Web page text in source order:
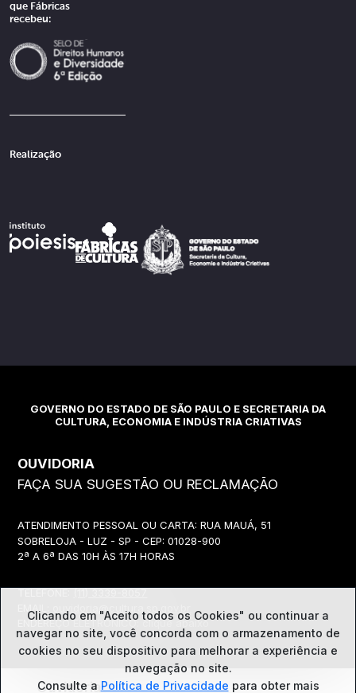
que Fábricas
recebeu:
Realização
GOVERNO DO ESTADO DE SÃO PAULO E SECRETARIA DA
CULTURA, ECONOMIA E INDÚSTRIA CRIATIVAS
OUVIDORIA
FAÇA SUA SUGESTÃO OU RECLAMAÇÃO
ATENDIMENTO PESSOAL OU CARTA: RUA MAUÁ, 51
SOBRELOJA - LUZ - SP - CEP: 01028-900
2ª A 6ª DAS 10H ÀS 17H HORAS
EMAIL:
ouvidoria@cultura.sp.gov.br
ENDEREÇO ELETRÔNICO: clique abaixo
Ouvidoria
Clicando em "Aceito todos os Cookies" ou continuar a
navegar no site, você concorda com o armazenamento de
cookies no seu dispositivo para melhorar a experiência e
navegação no site.
Consulte a Política de Privacidade para obter mais